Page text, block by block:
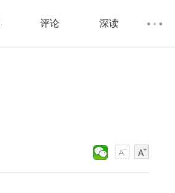
评论 深读